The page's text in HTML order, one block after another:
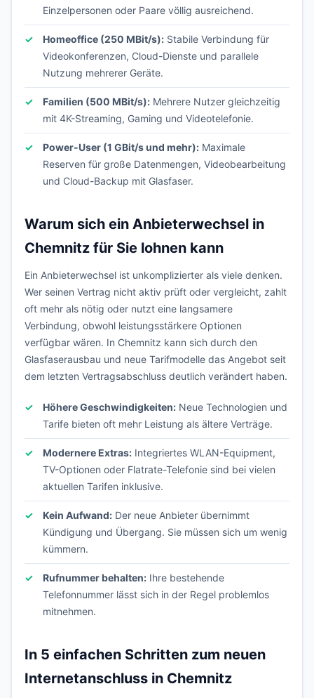
Einzelpersonen oder Paare völlig ausreichend.
Homeoffice (250 MBit/s): Stabile Verbindung für
Videokonferenzen, Cloud-Dienste und parallele
Nutzung mehrerer Geräte.
Familien (500 MBit/s): Mehrere Nutzer gleichzeitig
mit 4K-Streaming, Gaming und Videotelefonie.
Power-User (1 GBit/s und mehr): Maximale
Reserven für große Datenmengen, Videobearbeitung
und Cloud-Backup mit Glasfaser.
Warum sich ein Anbieterwechsel in
Chemnitz für Sie lohnen kann
Ein Anbieterwechsel ist unkomplizierter als viele denken.
Wer seinen Vertrag nicht aktiv prüft oder vergleicht, zahlt
oft mehr als nötig oder nutzt eine langsamere
Verbindung, obwohl leistungsstärkere Optionen
verfügbar wären. In Chemnitz kann sich durch den
Glasfaserausbau und neue Tarifmodelle das Angebot seit
dem letzten Vertragsabschluss deutlich verändert haben.
Höhere Geschwindigkeiten: Neue Technologien und
Tarife bieten oft mehr Leistung als ältere Verträge.
Modernere Extras: Integriertes WLAN-Equipment,
TV-Optionen oder Flatrate-Telefonie sind bei vielen
aktuellen Tarifen inklusive.
Kein Aufwand: Der neue Anbieter übernimmt
Kündigung und Übergang. Sie müssen sich um wenig
kümmern.
Rufnummer behalten: Ihre bestehende
Telefonnummer lässt sich in der Regel problemlos
mitnehmen.
In 5 einfachen Schritten zum neuen
Internetanschluss in Chemnitz